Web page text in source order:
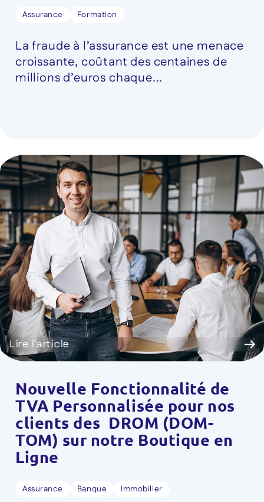
Assurance Formation
La fraude à l’assurance est une menace
croissante, coûtant des centaines de
millions d’euros chaque...
Lire l'article
Nouvelle Fonctionnalité de
TVA Personnalisée pour nos
clients des DROM (DOM-
TOM) sur notre Boutique en
Ligne
Assurance Banque Immobilier